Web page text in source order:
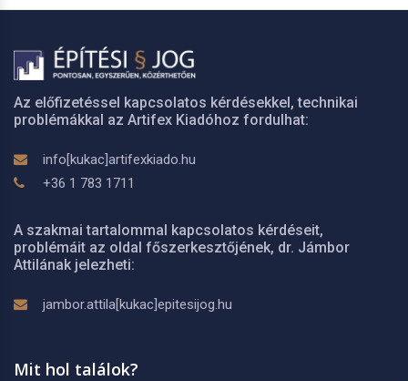
Az előfizetéssel kapcsolatos kérdésekkel, technikai
problémákkal az Artifex Kiadóhoz fordulhat:
info[kukac]artifexkiado.hu
+36 1 783 1711
A szakmai tartalommal kapcsolatos kérdéseit,
problémáit az oldal főszerkesztőjének, dr. Jámbor
Attilának jelezheti:
jambor.attila[kukac]epitesijog.hu
Mit hol találok?